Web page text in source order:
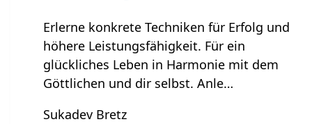
Erlerne konkrete Techniken für Erfolg und
höhere Leistungsfähigkeit. Für ein
glückliches Leben in Harmonie mit dem
Göttlichen und dir selbst. Anle…
Sukadev Bretz